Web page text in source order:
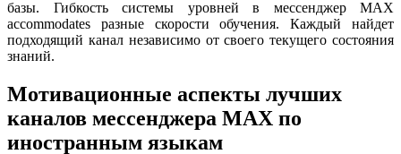
базы. Гибкость системы уровней в мессенджер MAX
accommodates разные скорости обучения. Каждый найдет
подходящий канал независимо от своего текущего состояния
знаний.
Мотивационные аспекты лучших
каналов мессенджера MAX по
иностранным языкам